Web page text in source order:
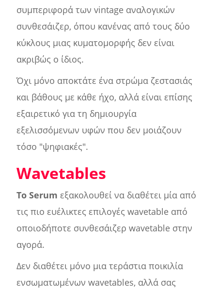
συμπεριφορά των vintage αναλογικών
συνθεσάιζερ, όπου κανένας από τους δύο
κύκλους μιας κυματομορφής δεν είναι
ακριβώς ο ίδιος.
Όχι μόνο αποκτάτε ένα στρώμα ζεστασιάς
και βάθους με κάθε ήχο, αλλά είναι επίσης
εξαιρετικό για τη δημιουργία
εξελισσόμενων υφών που δεν μοιάζουν
τόσο "ψηφιακές".
Wavetables
Το Serum εξακολουθεί να διαθέτει μία από
τις πιο ευέλικτες επιλογές wavetable από
οποιοδήποτε συνθεσάιζερ wavetable στην
αγορά.
Δεν διαθέτει μόνο μια τεράστια ποικιλία
ενσωματωμένων wavetables, αλλά σας